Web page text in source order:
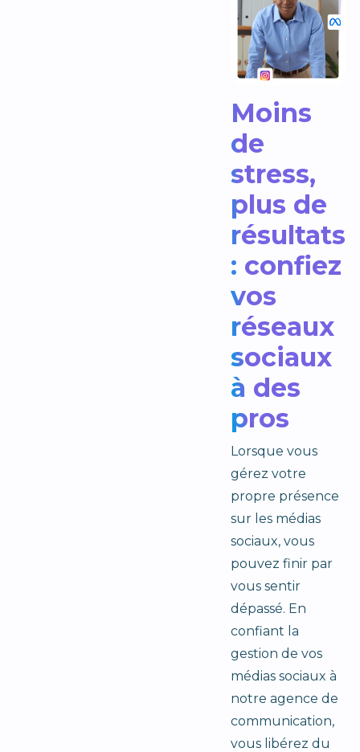
Moins
de
stress,
plus de
résultats
: confiez
vos
réseaux
sociaux
à des
pros
Lorsque vous
gérez votre
propre présence
sur les médias
sociaux, vous
pouvez finir par
vous sentir
dépassé. En
confiant la
gestion de vos
médias sociaux à
notre agence de
communication,
vous libérez du